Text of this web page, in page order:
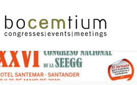
al
contenido